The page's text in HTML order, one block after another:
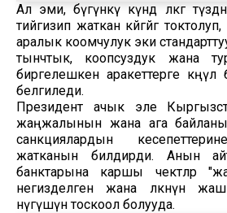
Ал эми, бүгүнкү күндө өлкөгө
тийгизип жаткан көйгөйгө
аралык коомчулук эки
тынчтык, коопсуздук жана
биргелешкен аракеттерге көңүл
белгиледи.
Президент ачык эле
жаңжалынын жана ага
санкциялардын
жатканын билдирди. Анын
банктарына каршы чектөөлөр
негизделген жана өлкөнүн
өнүгүшүнө тоскоол болууда.